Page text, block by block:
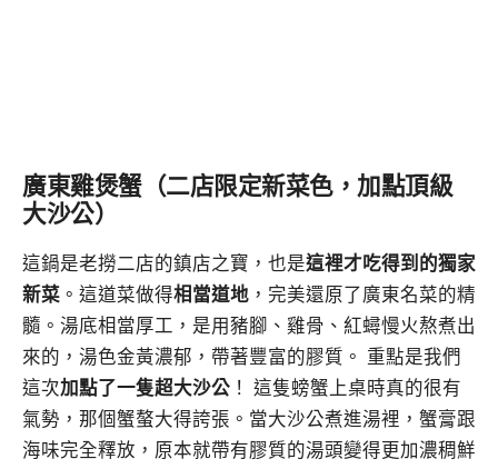
廣東雞煲蟹（二店限定新菜色，加點頂級
大沙公）
這鍋是老撈二店的鎮店之寶，也是這裡才吃得到的獨家
新菜 。這道菜做得相當道地 ，完美還原了廣東名菜的精
髓。湯底相當厚工，是用豬腳、雞骨、紅蟳慢火熬煮出
來的，湯色金黃濃郁，帶著豐富的膠質。 重點是我們
這次加點了一隻超大沙公 ！ 這隻螃蟹上桌時真的很有
氣勢，那個蟹螯大得誇張。當大沙公煮進湯裡，蟹膏跟
海味完全釋放，原本就帶有膠質的湯頭變得更加濃稠鮮